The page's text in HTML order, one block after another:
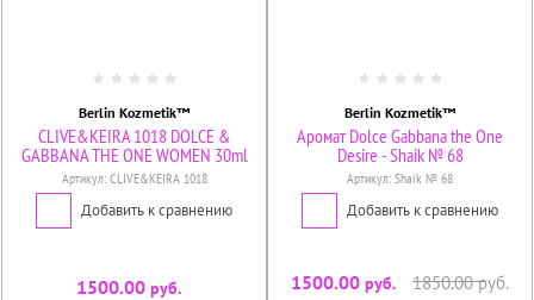
Berlin Kozmetik™
CLIVE&KEIRA 1018 DOLCE &
GABBANA THE ONE WOMEN 30ml
Артикул:CLIVE&KEIRA 1018
Добавить к сравнению
1500.00руб.
Berlin Kozmetik™
Аромат Dolce Gabbana the One
Desire - Shaik № 68
Артикул: Shaik № 68
Добавить к сравнению
1500.00 руб. 1850.00руб.